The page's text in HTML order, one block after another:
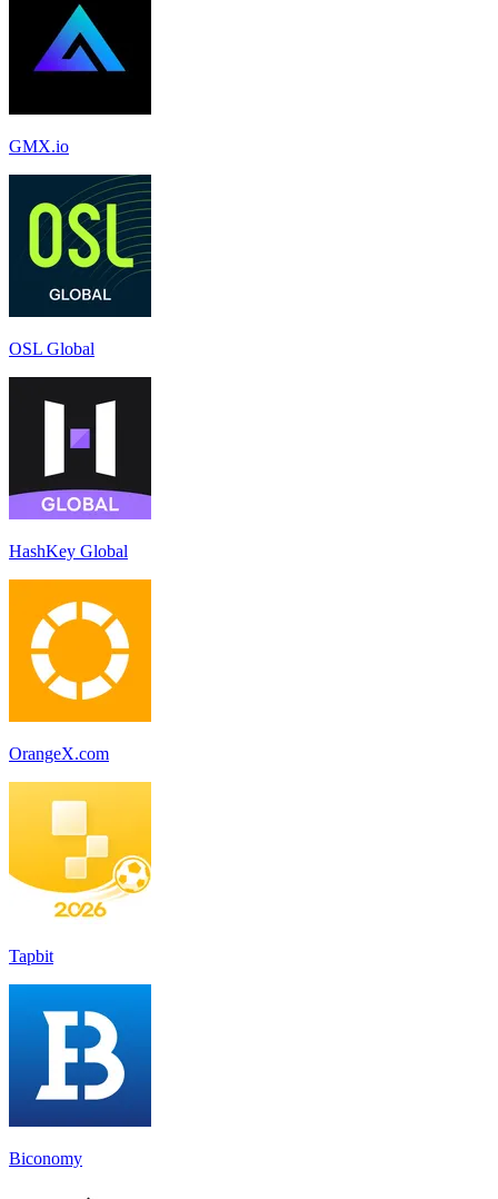
GMX.io
OSL Global
HashKey Global
OrangeX.com
Tapbit
Biconomy